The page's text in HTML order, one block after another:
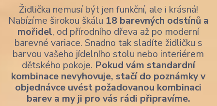
Židlička nemusí být jen funkční, ale i krásná!
Nabízíme širokou škálu 18 barevných odstínů a
mořidel, od přírodního dřeva až po moderní
barevné variace. Snadno tak sladíte židličku s
barvou vašeho jídelního stolu nebo interiérem
dětského pokoje. Pokud vám standardní
kombinace nevyhovuje, stačí do poznámky v
objednávce uvést požadovanou kombinaci
barev a my ji pro vás rádi připravíme.